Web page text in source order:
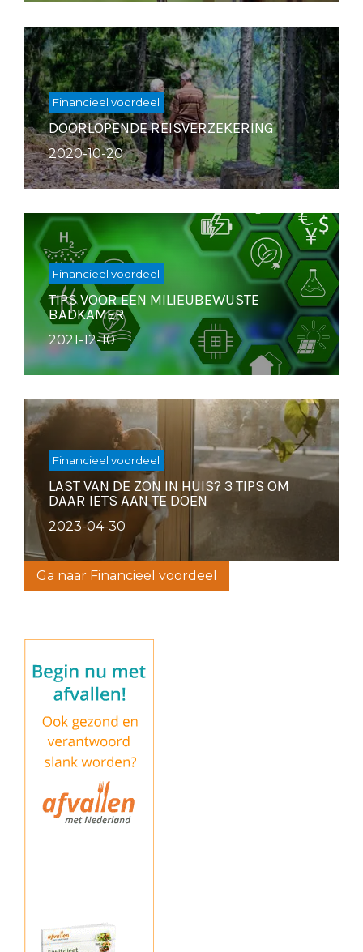
Financieel voordeel
DOORLOPENDE REISVERZEKERING
2020-10-20
Financieel voordeel
TIPS VOOR EEN MILIEUBEWUSTE
BADKAMER
2021-12-10
Financieel voordeel
LAST VAN DE ZON IN HUIS? 3 TIPS OM
DAAR IETS AAN TE DOEN
2023-04-30
Ga naar Financieel voordeel